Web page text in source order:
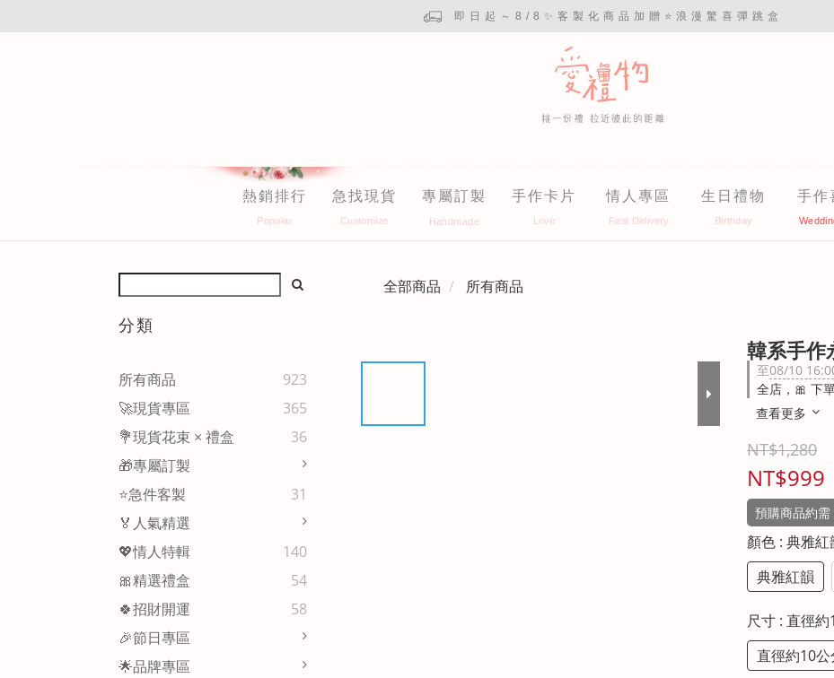
即日起～8/8✨客製化商品加贈⭐浪漫驚喜彈跳盒
熱銷排行 急找現貨 專屬訂製 手作卡片 情人專區 生日禮物 手作
分類
所有商品
923
🚀現貨專區
365
💐現貨花束 × 禮盒
36
🎁專屬訂製
⭐急件客製
31
🏅人氣精選
💖情人特輯
140
🎀精選禮盒
54
🍀招財開運
58
🎉節日專區
🌟品牌專區
全部商品 所有商品
韓系手作
至08/10
全店，🎀 下
查看更多
NT$1,280
NT$999
預購商品約需
顏色 : 典雅紅
典雅紅韻
尺寸 : 直徑
直徑約10公